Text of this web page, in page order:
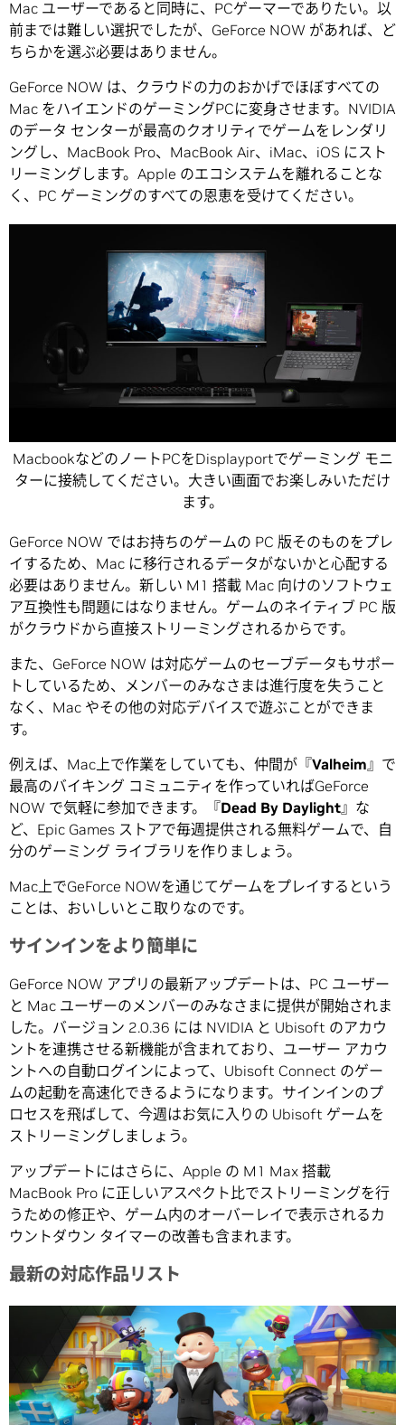
Mac ユーザーであると同時に、PCゲーマーでありたい。以
前までは難しい選択でしたが、GeForce NOW があれば、ど
ちらかを選ぶ必要はありません。
GeForce NOW は、クラウドの力のおかげでほぼすべての
Mac をハイエンドのゲーミングPCに変身させます。NVIDIA
のデータ センターが最高のクオリティでゲームをレンダリ
ングし、MacBook Pro、MacBook Air、iMac、iOS にスト
リーミングします。Apple のエコシステムを離れることな
く、PC ゲーミングのすべての恩恵を受けてください。
MacbookなどのノートPCをDisplayportでゲーミング モニ
ターに接続してください。大きい画面でお楽しみいただけ
ます。
GeForce NOW ではお持ちのゲームの PC 版そのものをプレ
イするため、Mac に移行されるデータがないかと心配する
必要はありません。新しい M1 搭載 Mac 向けのソフトウェ
ア互換性も問題にはなりません。ゲームのネイティブ PC 版
がクラウドから直接ストリーミングされるからです。
また、GeForce NOW は対応ゲームのセーブデータもサポー
トしているため、メンバーのみなさまは進行度を失うこと
なく、Mac やその他の対応デバイスで遊ぶことができま
す。
例えば、Mac上で作業をしていても、仲間が『Valheim 』で
最高のバイキング コミュニティを作っていればGeForce
NOW で気軽に参加できます。『Dead By Daylight』な
ど、Epic Games ストアで毎週提供される無料ゲームで、自
分のゲーミング ライブラリを作りましょう。
Mac上でGeForce NOWを通じてゲームをプレイするという
ことは、おいしいとこ取りなのです。
サインインをより簡単に
GeForce NOW アプリの最新アップデートは、PC ユーザー
と Mac ユーザーのメンバーのみなさまに提供が開始されま
した。バージョン 2.0.36 には NVIDIA と Ubisoft のアカウ
ントを連携させる新機能が含まれており、ユーザー アカウ
ントへの自動ログインによって、Ubisoft Connect のゲー
ムの起動を高速化できるようになります。サインインのプ
ロセスを飛ばして、今週はお気に入りの Ubisoft ゲームを
ストリーミングしましょう。
アップデートにはさらに、Apple の M1 Max 搭載
MacBook Pro に正しいアスペクト比でストリーミングを行
うための修正や、ゲーム内のオーバーレイで表示されるカ
ウントダウン タイマーの改善も含まれます。
最新の対応作品リスト